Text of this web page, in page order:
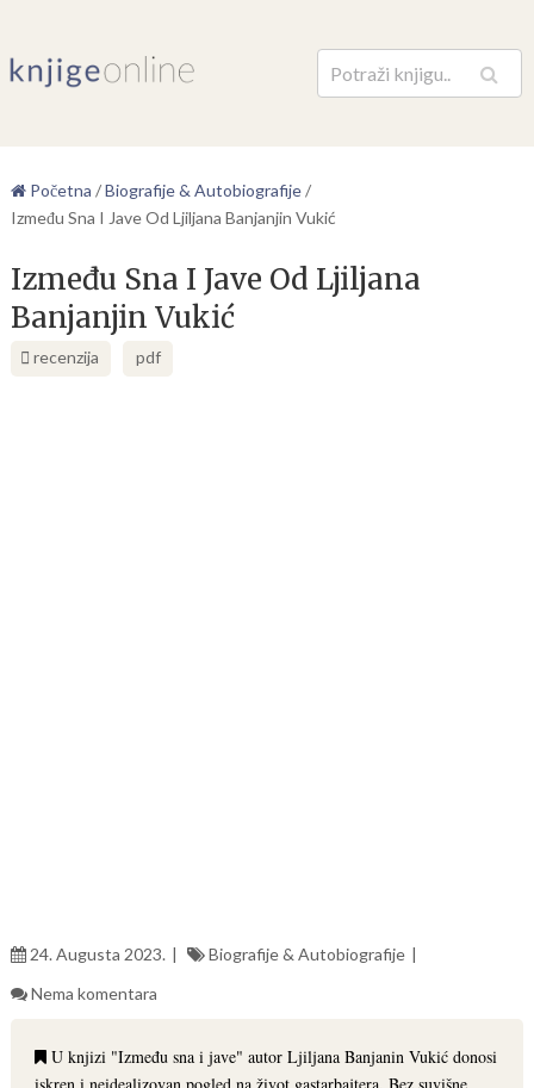
Pretraga
Početna /Biografije & Autobiografije/
Između Sna I Jave Od Ljiljana Banjanjin Vukić
Između Sna I Jave Od Ljiljana
Banjanjin Vukić
recenzija pdf
24. Augusta 2023.
Biografije & Autobiografije
Nema komentara
U knjizi "Između sna i jave" autor Ljiljana Banjanin Vukić donosi